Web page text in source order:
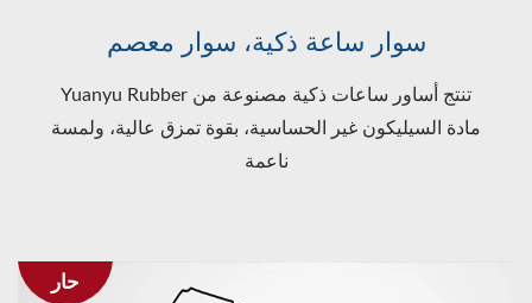
سوار ساعة ذكية، سوار معصم
Yuanyu Rubber تنتج أساور ساعات ذكية مصنوعة من
مادة السيليكون غير الحساسية، بقوة تمزق عالية، ولمسة
ناعمة
حار